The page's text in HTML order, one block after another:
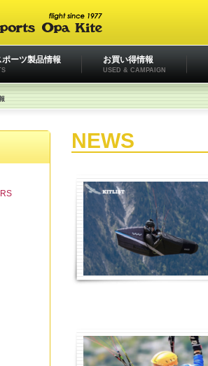
ポーツ製品情報 お買い得情報
USED & CAMPAIGN
NEWS